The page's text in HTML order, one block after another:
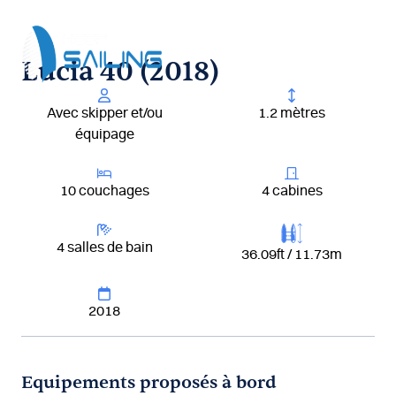
contenu
Lucia 40 (2018)
Avec skipper et/ou
équipage
1.2 mètres
10 couchages 4 cabines
4 salles de bain 36.09ft / 11.73m
2018
Equipements proposés à bord